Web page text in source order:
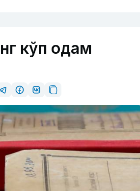
кўп одам